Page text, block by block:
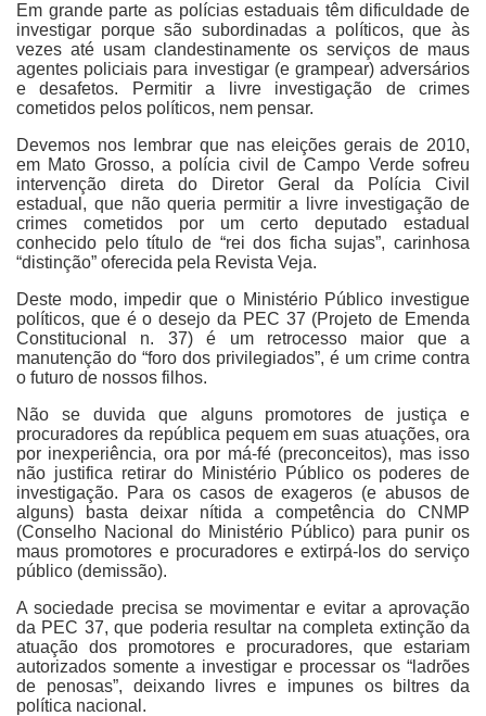
Em grande parte as polícias estaduais têm dificuldade de
investigar porque são subordinadas a políticos, que às
vezes até usam clandestinamente os serviços de maus
agentes policiais para investigar (e grampear) adversários
e desafetos. Permitir a livre investigação de crimes
cometidos pelos políticos, nem pensar.
Devemos nos lembrar que nas eleições gerais de 2010,
em Mato Grosso, a polícia civil de Campo Verde sofreu
intervenção direta do Diretor Geral da Polícia Civil
estadual, que não queria permitir a livre investigação de
crimes cometidos por um certo deputado estadual
conhecido pelo título de “rei dos ficha sujas”, carinhosa
“distinção” oferecida pela Revista Veja.
Deste modo, impedir que o Ministério Público investigue
políticos, que é o desejo da PEC 37 (Projeto de Emenda
Constitucional n. 37) é um retrocesso maior que a
manutenção do “foro dos privilegiados”, é um crime contra
o futuro de nossos filhos.
Não se duvida que alguns promotores de justiça e
procuradores da república pequem em suas atuações, ora
por inexperiência, ora por má-fé (preconceitos), mas isso
não justifica retirar do Ministério Público os poderes de
investigação. Para os casos de exageros (e abusos de
alguns) basta deixar nítida a competência do CNMP
(Conselho Nacional do Ministério Público) para punir os
maus promotores e procuradores e extirpá-los do serviço
público (demissão).
A sociedade precisa se movimentar e evitar a aprovação
da PEC 37, que poderia resultar na completa extinção da
atuação dos promotores e procuradores, que estariam
autorizados somente a investigar e processar os “ladrões
de penosas”, deixando livres e impunes os biltres da
política nacional.